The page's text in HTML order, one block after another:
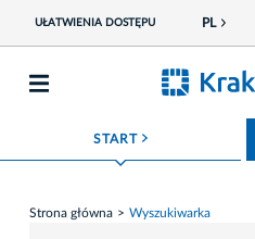
UŁATWIENIA DOSTĘPU PL
START ROZWIŃ MENU
Strona główna Wyszukiwarka